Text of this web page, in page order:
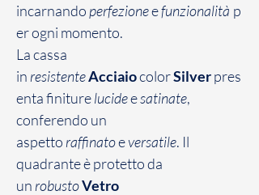
incarnando perfezioneefunzionalità p
er ogni momento.
La cassa
in resistenteAcciaiocolorSilverpres
enta finiturelucideesatinate,
conferendo un
aspetto raffinatoeversatile. Il
quadrante è protetto da
un robustoVetro